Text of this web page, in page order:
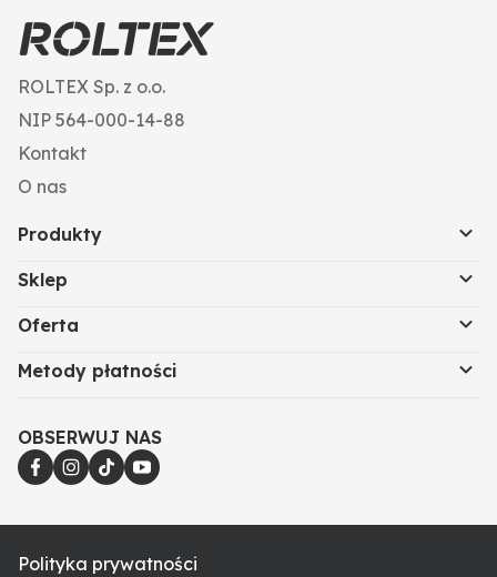
ROLTEX Sp. z o.o.
NIP 564-000-14-88
Kontakt
O nas
Produkty
Sklep
Oferta
Metody płatności
OBSERWUJ NAS
Polityka prywatności